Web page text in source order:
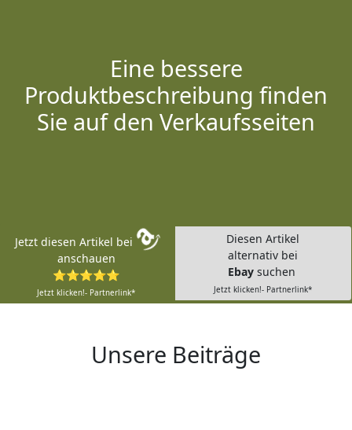
Eine bessere
Produktbeschreibung finden
Sie auf den Verkaufsseiten
Jetzt diesen Artikel bei
anschauen
⭐⭐⭐⭐⭐
Jetzt klicken!- Partnerlink*
Diesen Artikel
alternativ bei
Ebay suchen
Jetzt klicken!- Partnerlink*
Unsere Beiträge